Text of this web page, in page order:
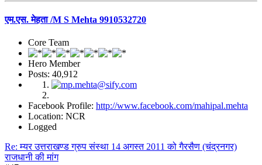
एम.एस. मेहता /M S Mehta 9910532720
Core Team
Hero Member
Posts: 40,912
Facebook Profile: http://www.facebook.com/mahipal.mehta
Location: NCR
Logged
Re: म्यर उत्तराखण्ड ग्रुप संस्था 14 अगस्त 2011 को गैरसैण (चंद्रनगर)
राजधानी की मांग